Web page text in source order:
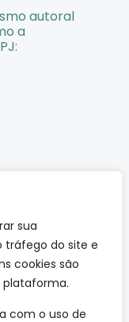
sua
tráfego do site e
cookies são
plataforma.
com o uso de
autoral
a
Velho (RO)